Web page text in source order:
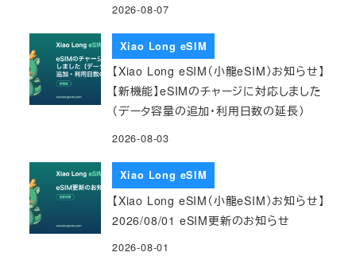
2026-08-07
Xiao Long eSIM
【Xiao Long eSIM（小龍eSIM）お知らせ】
【新機能】eSIMのチャージに対応しました
（データ容量の追加・利用日数の延長）
2026-08-03
Xiao Long eSIM
【Xiao Long eSIM（小龍eSIM）お知らせ】
2026/08/01 eSIM更新のお知らせ
2026-08-01